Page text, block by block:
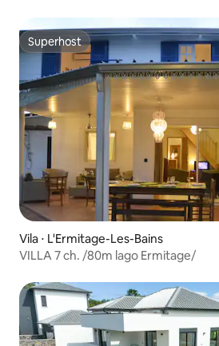
Superhost
Superhost
Vila ⋅ L'Ermitage-Les-Bains
VILLA 7 ch. /80m lago Ermitage/